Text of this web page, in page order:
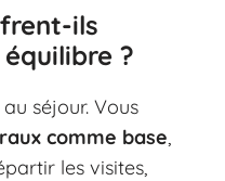
ils
?
séjour. Vous
comme base,
les visites,